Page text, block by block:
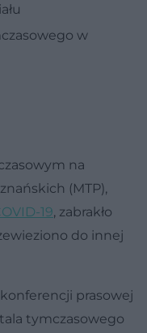
w
na
(MTP),
19, zabrakło
do innej
prasowej
tymczasowego